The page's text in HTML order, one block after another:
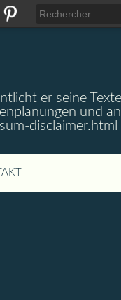
er seine
und
disclaimer.html